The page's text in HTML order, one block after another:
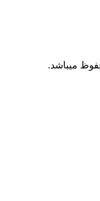
میباشد.